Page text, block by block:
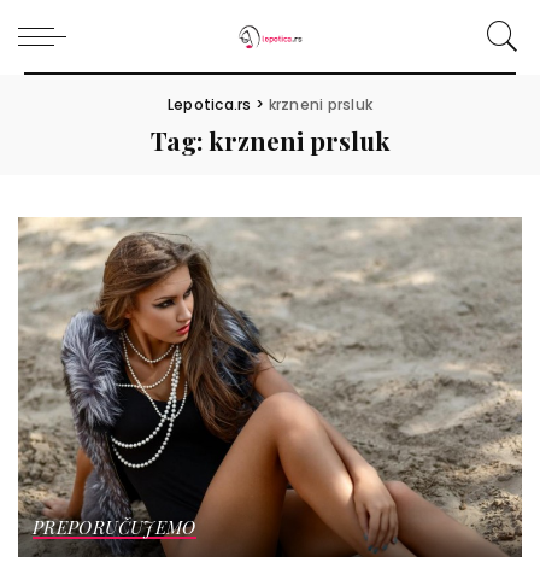
Lepotica.rs > krzneni prsluk
Tag:krzneni prsluk
PREPORUČUJEMO